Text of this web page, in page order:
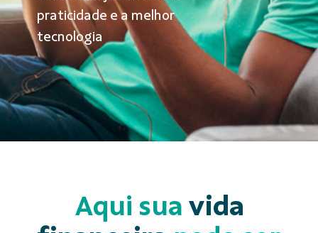
praticidade e a melhor
tecnologia
Aqui sua vida